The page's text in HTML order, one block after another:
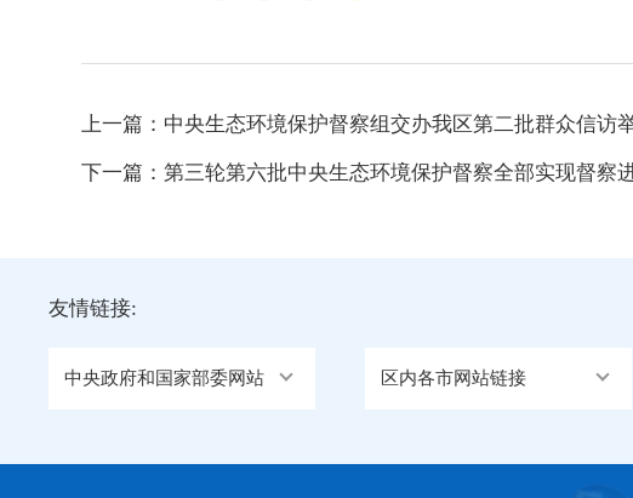
上一篇： 中央生态环境保护督察组交办我区第二批群众信访
下一篇：第三轮第六批中央生态环境保护督察全部实现督察
友情链接:
中央政府和国家部委网站 区内各市网站链接